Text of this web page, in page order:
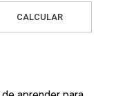
CALCULAR